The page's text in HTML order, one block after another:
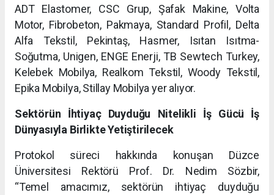
ADT Elastomer, CSC Grup, Şafak Makine, Volta
Motor, Fibrobeton, Pakmaya, Standard Profil, Delta
Alfa Tekstil, Pekintaş, Hasmer, Isıtan Isıtma-
Soğutma, Unigen, ENGE Enerji, TB Sewtech Turkey,
Kelebek Mobilya, Realkom Tekstil, Woody Tekstil,
Epika Mobilya, Stillay Mobilya yer alıyor.
Sektörün İhtiyaç Duyduğu Nitelikli İş Gücü İş
Dünyasıyla Birlikte Yetiştirilecek
Protokol süreci hakkında konuşan Düzce
Üniversitesi Rektörü Prof. Dr. Nedim Sözbir,
“Temel amacımız, sektörün ihtiyaç duyduğu